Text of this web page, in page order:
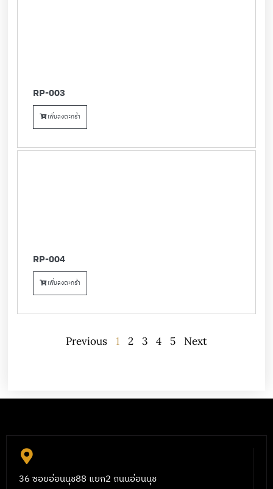
RP-003
เพิ่มลงตะกร้า
RP-004
เพิ่มลงตะกร้า
Previous 1 2 3 4 5 Next
36 ซอยอ่อนนุช88 แยก2 ถนนอ่อนนุช